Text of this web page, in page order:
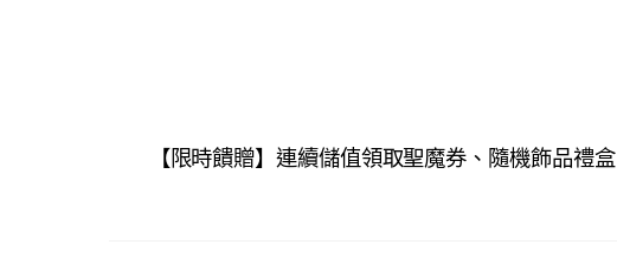
【限時饋贈】連續儲值領取聖魔券、隨機飾品禮盒